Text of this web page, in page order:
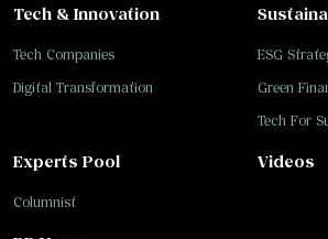
Tech & Innovation
Tech Companies
Digital Transformation
ESG
Green
Tech For
Experts Pool
Columnist
Videos